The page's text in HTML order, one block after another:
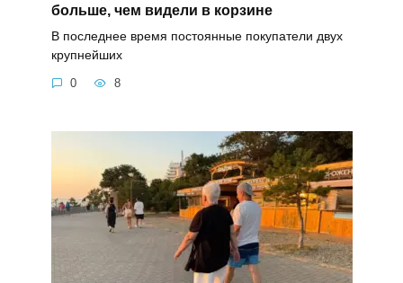
больше, чем видели в корзине
В последнее время постоянные покупатели двух
крупнейших
0 8